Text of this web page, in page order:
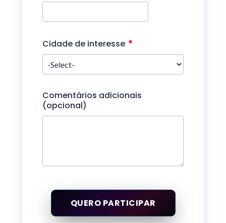
Cidade de interesse *
Comentários adicionais
(opcional)
QUERO PARTICIPAR